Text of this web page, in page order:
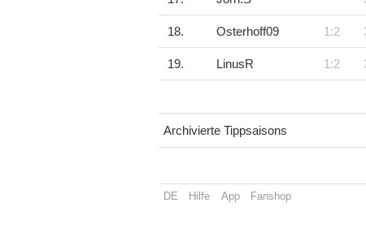
18. Osterhoff09 1:2
19. LinusR 1:2
Archivierte Tippsaisons
DE Hilfe App Fanshop